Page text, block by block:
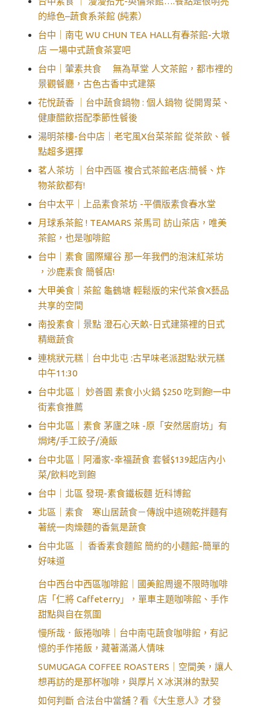
的綠色–蔬食系茶館 (純素）
台中｜南屯 WU CHUN TEA HALL有春茶館-大墩
店 一場中式蔬食茶宴吧
台中｜葷素共食 無為草堂 人文茶館，都市裡的
景觀餐廳，古色古香中式建築
花悅蔬香 ｜台中蔬食鍋物 : 個人鍋物 從開胃菜、
健康醋飲搭配季節性餐後
湯明茶樓-台中店｜老宅風X台菜茶館 從茶飲、餐
點超多選擇
茗人茶坊 ｜台中西區 複合式茶館老店:簡餐、炸
物茶飲都有!
台中太平｜上品素食茶坊 -平價版素食春水堂
月球系茶館 ! TEAMARS 茶馬司 訪山茶店，唯美
茶館，也是咖啡館
台中｜素食 國際耀谷 那一年我們的泡沫紅茶坊
，沙鹿素食 簡餐店!
大甲美食｜茶館 龜鶴塘 輕鬆版的宋代茶食X藝品
共享的空間
南投素食｜景點 澄石心天畝-日式建築裡的日式
精緻蔬食
連桃狀元糕｜台中北屯 :古早味老派甜點:狀元糕
中午11:30
台中北區｜ 妙善園 素食小火鍋 $250 吃到飽!一中
街素食推薦
台中北區｜素食 茅廬之味 -原「安然居廚坊」有
焗烤/手工餃子/澆飯
台中北區｜阿潘家-幸福蔬食 套餐$139起店內小
菜/飲料吃到飽
台中｜北區 發現-素食鐵板麵 近科博館
北區｜素食 寒山居蔬食－傳說中這碗乾拌麵有
著統一肉燥麵的香氣是蔬食
台中北區 ｜ 香香素食麵館 簡約的小麵館-簡單的
好味道
台中西台中西區咖啡館｜國美館周邊不限時咖啡
店「仁將 Caffeterry」，單車主題咖啡館、手作
甜點與自在氛圍
慢所哉．飯捲咖啡｜台中南屯蔬食咖啡館，有記
憶的手作捲飯，藏著滿滿人情味
SUMUGAGA COFFEE ROASTERS｜空間美，讓人
想再訪的是那杯咖啡，與厚片Ｘ冰淇淋的默契
如何判斷 合法台中當舖？看《大生意人》才發